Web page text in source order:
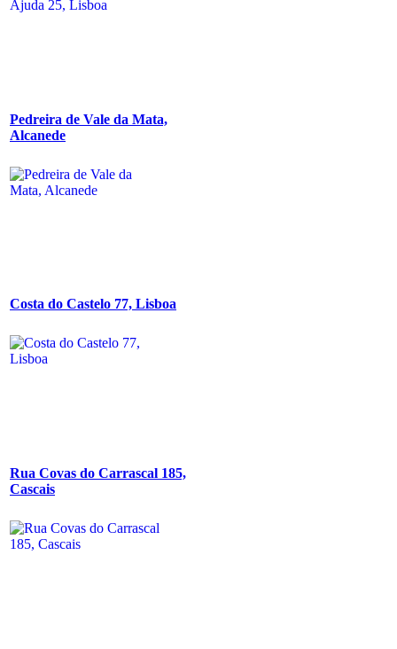
Pedreira de Vale da Mata,
Alcanede
Costa do Castelo 77, Lisboa
Rua Covas do Carrascal 185,
Cascais